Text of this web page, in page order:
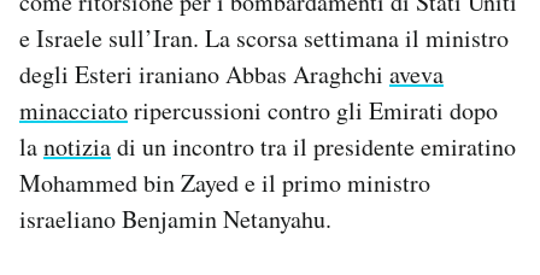
e Israele sull’Iran. La scorsa settimana il ministro
degli Esteri iraniano Abbas Araghchi aveva
minacciatoripercussioni contro gli Emirati dopo
lanotiziadi un incontro tra il presidente emiratino
Mohammed bin Zayed e il primo ministro
israeliano Benjamin Netanyahu.